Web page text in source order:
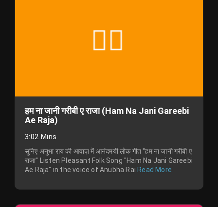
हम ना जानी गरीबी ए राजा (Ham Na Jani Gareebi
Ae Raja)
3:02 Mins
सुनिए अनुभा राय की आवाज़ में आनंदमयी लोक गीत "हम ना जानी गरीबी ए
राजा" Listen Pleasant Folk Song "Ham Na Jani Gareebi
Ae Raja" in the voice of Anubha Rai Read More